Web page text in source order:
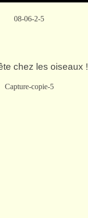
chez les oiseaux !